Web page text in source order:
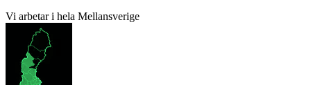
Vi arbetar i hela Mellansverige